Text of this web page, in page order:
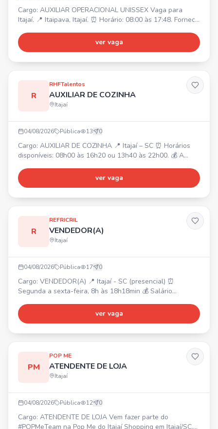
Cargo: AUXILIAR OPERACIONAL UNISSEX Vaga para
Itajaí. 📍 Itaipava, Itajaí. ⏰ Horário: 08:00 às 17:48. Fornece
Itajaí.
ver vaga
R
RHFTalentos
AUXILIAR DE COZINHA
Itajaí
04/08/2026 Pública 13 0
Cargo: AUXILIAR DE COZINHA 📍 Itajaí – SC ⏰ Horários
disponíveis: 08h00 às 16h20 ou 13h40 às 22h00. 💰 A
Organização, Responsabilidade. Experiência prévia em
cozinha é um diferencial.
ver vaga
R
REFRICRIL
VENDEDOR(A)
Itajaí
04/08/2026 Pública 17 0
Cargo: VENDEDOR(A) 📍 Itajaí - SC (presencial) ⏰
Segunda a sexta-feira, 8h às 18h18min 💰 Salário
plano de saúde (50%), plano odontológico, convênio
farmácia, seguro de vida, Gympass, refeitório no local,
ver vaga
PM
POP ME
ATENDENTE DE LOJA
Itajaí
04/08/2026 Pública 12 0
Cargo: ATENDENTE DE LOJA Vem fazer parte do
#POPMeTeam na Pop Me do Itajaí Shopping em Itajaí/SC.